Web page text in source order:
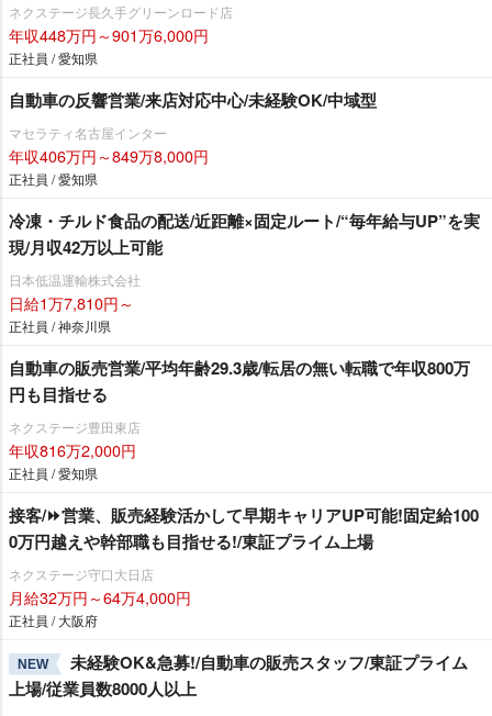
ネクステージ⾧久手グリーンロード店
年収448万円～901万6,000円
正社員 / 愛知県
自動車の反響営業/来店対応中心/未経験OK/中域型
マセラティ名古屋インター
年収406万円～849万8,000円
正社員 / 愛知県
冷凍・チルド食品の配送/近距離×固定ルート/“毎年給与UP”を実
現/月収42万以上可能
日本低温運輸株式会社
日給1万7,810円～
正社員 / 神奈川県
自動車の販売営業/平均年齢29.3歳/転居の無い転職で年収800万
円も目指せる
ネクステージ豊田東店
年収816万2,000円
正社員 / 愛知県
接客/⏩️営業、販売経験活かして早期キャリアUP可能!固定給100
0万円越えや幹部職も目指せる!/東証プライム上場
ネクステージ守口大日店
月給32万円～64万4,000円
正社員 / 大阪府
NEW
未経験OK&急募!/自動車の販売スタッフ/東証プライム
上場/従業員数8000人以上